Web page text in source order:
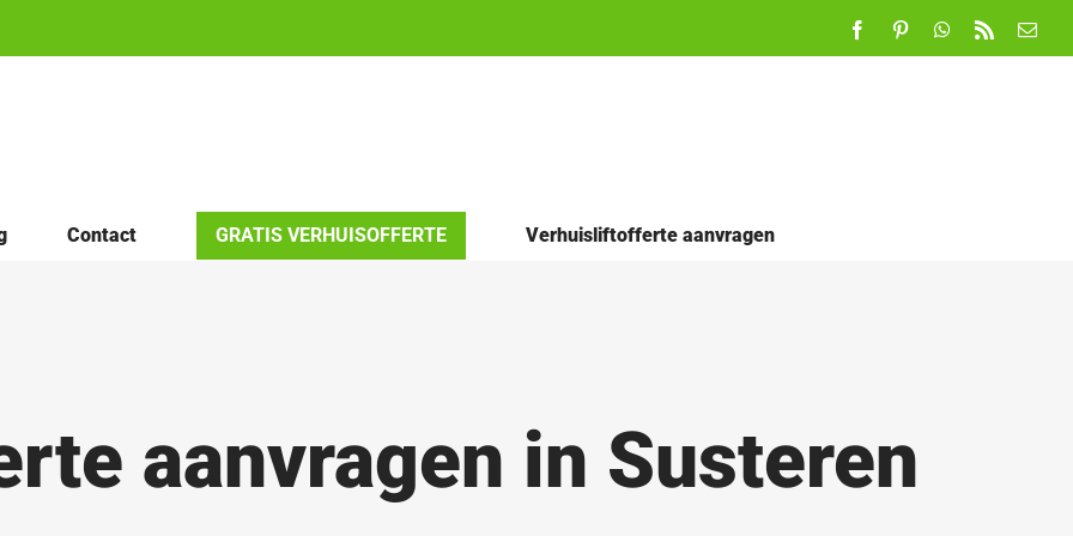
FacebookPinterestWhatsApp
Rss
E-
Contact GRATIS VERHUISOFFERTE Verhuisliftofferte aanvragen
aanvragen in Susteren